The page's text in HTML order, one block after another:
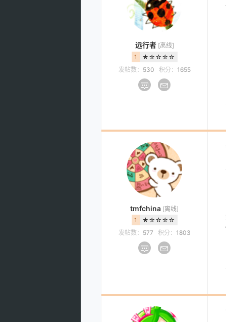
远行者 [离线]
1
★☆☆☆☆
发帖数： 530 积分： 1655
tmfchina [离线]
1
★☆☆☆☆
发帖数： 577 积分： 1803